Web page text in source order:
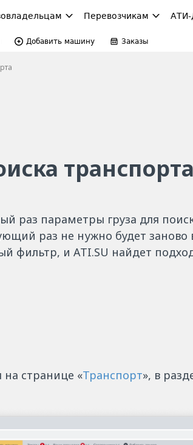
Перевозчикам АТИ-
Добавить машину Заказы
транспорта
раз параметры груза для
раз не нужно будет
фильтр, и ATI.SU найдет
странице «Транспорт», в